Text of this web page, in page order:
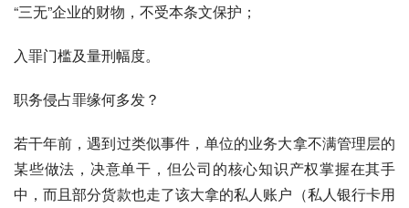
“三无”企业的财物，不受本条文保护；
入罪门槛及量刑幅度。
职务侵占罪缘何多发？
若干年前，遇到过类似事件，单位的业务大拿不满管理层的
某些做法，决意单干，但公司的核心知识产权掌握在其手
中，而且部分货款也走了该大拿的私人账户（私人银行卡用